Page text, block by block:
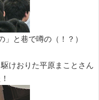
」と巷で噂の（！？）
けおりた平原まことさん